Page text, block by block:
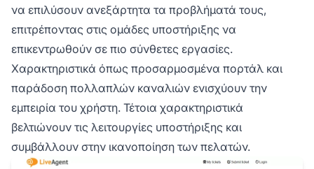
να επιλύσουν ανεξάρτητα τα προβλήματά τους,
επιτρέποντας στις ομάδες υποστήριξης να
επικεντρωθούν σε πιο σύνθετες εργασίες.
Χαρακτηριστικά όπως προσαρμοσμένα πορτάλ και
παράδοση πολλαπλών καναλιών ενισχύουν την
εμπειρία του χρήστη. Τέτοια χαρακτηριστικά
βελτιώνουν τις λειτουργίες υποστήριξης και
συμβάλλουν στην ικανοποίηση των πελατών.